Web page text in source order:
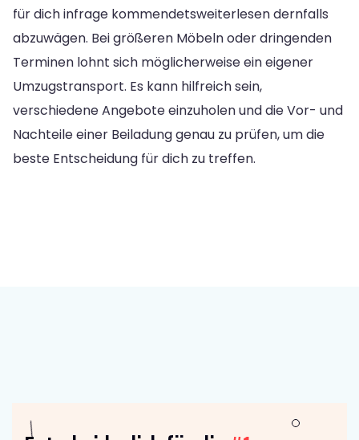
für dich infrage kommendetsweiterlesen dernfalls
abzuwägen. Bei größeren Möbeln oder dringenden
Terminen lohnt sich möglicherweise ein eigener
Umzugstransport. Es kann hilfreich sein,
verschiedene Angebote einzuholen und die Vor- und
Nachteile einer Beiladung genau zu prüfen, um die
beste Entscheidung für dich zu treffen.